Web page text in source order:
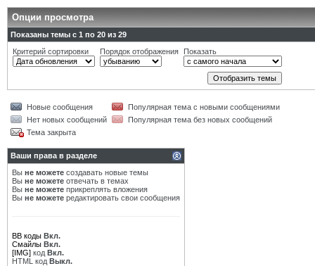
Опции просмотра
Показаны темы с 1 по 20 из 29
Критерий сортировки
Порядок отображения Показать
Новые сообщения
Популярная тема с новыми сообщениями
Нет новых сообщений
Популярная тема без новых сообщений
Тема закрыта
Ваши права в разделе
Вы не можете создавать новые темы
Вы не можете отвечать в темах
Вы не можете прикреплять вложения
Вы не можете редактировать свои сообщения
BB коды Вкл.
Смайлы Вкл.
[IMG] код Вкл.
HTML код Выкл.